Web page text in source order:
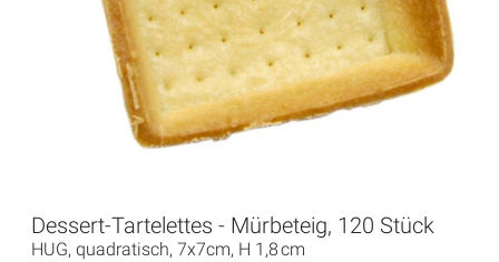
Dessert-Tartelettes - Mürbeteig, 120 Stück
HUG, quadratisch, 7x7cm, H 1,8 cm